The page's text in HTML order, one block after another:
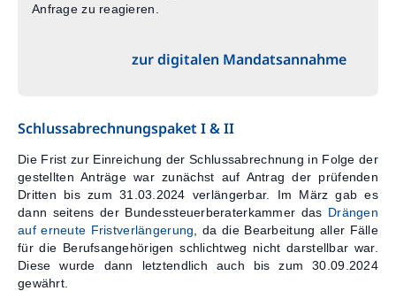
Anfrage zu reagieren.
zur digitalen Mandatsannahme
Schlussabrechnungspaket I & II
Die Frist zur Einreichung der Schlussabrechnung in Folge der
gestellten Anträge war zunächst auf Antrag der prüfenden
Dritten bis zum 31.03.2024 verlängerbar. Im März gab es
dann seitens der Bundessteuerberaterkammer das Drängen
auf erneute Fristverlängerung , da die Bearbeitung aller Fälle
für die Berufsangehörigen schlichtweg nicht darstellbar war.
Diese wurde dann letztendlich auch bis zum 30.09.2024
gewährt.